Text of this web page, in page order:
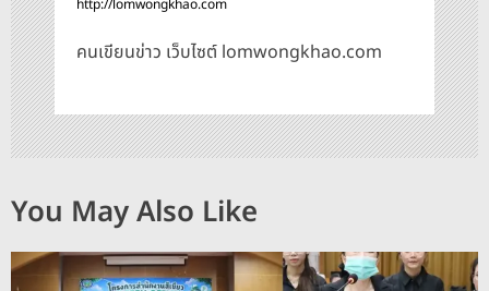
http://lomwongkhao.com
คนเขียนข่าว เว็บไซต์ lomwongkhao.com
You May Also Like